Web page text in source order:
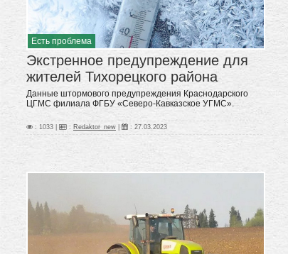
Есть проблема
Экстренное предупреждение для
жителей Тихорецкого района
Данные штормового предупреждения Краснодарского
ЦГМС филиала ФГБУ «Северо-Кавказское УГМС».
: 1033 | : Redaktor_new : 27.03.2023